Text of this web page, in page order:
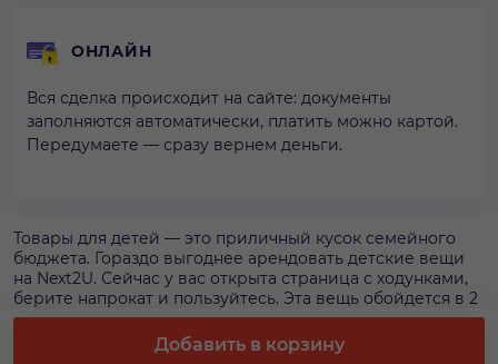
Добавить в корзину
ОНЛАЙН
Вся сделка происходит на сайте: документы
заполняются автоматически, платить можно картой.
Передумаете — сразу вернем деньги.
Товары для детей — это приличный кусок семейного
бюджета. Гораздо выгоднее арендовать детские вещи
на Next2U. Сейчас у вас открыта страница с ходунками,
берите напрокат и пользуйтесь. Эта вещь обойдется в 2
500 р. за 1 нед. Нажмите кнопку «Арендовать» — мы
поможем избежать лишней нервотрепки, когда вы
оформляете прокат ходунков через сайт.